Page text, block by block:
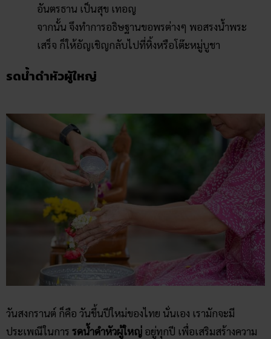
อันตรธาน เป็นสุข เทอญ
จากนั้น จึงทำการอธิษฐานขอพรต่างๆ พอสรงน้ำพระ
เสร็จ ก็ให้อัญเชิญกลับไปที่หิ้งหรือโต๊ะหมู่บูชา
รดน้ำดำหัวผู้ใหญ่
วันสงกรานต์ ก็คือ วันขึ้นปีใหม่ของไทย นั่นเอง เรามักจะมี
ประเพณีในการ รดน้ำดำหัวผู้ใหญ่ อยู่ทุกปี เพื่อเสริมสร้างความ